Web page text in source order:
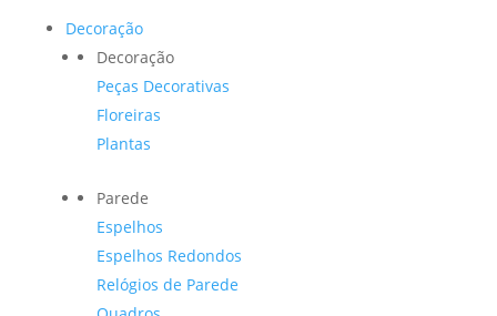
Decoração
Decoração
Peças Decorativas
Floreiras
Plantas
Parede
Espelhos
Espelhos Redondos
Relógios de Parede